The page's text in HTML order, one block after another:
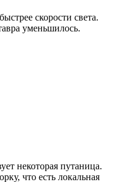
скорости света.
уменьшилось.
некоторая путаница.
что есть локальная